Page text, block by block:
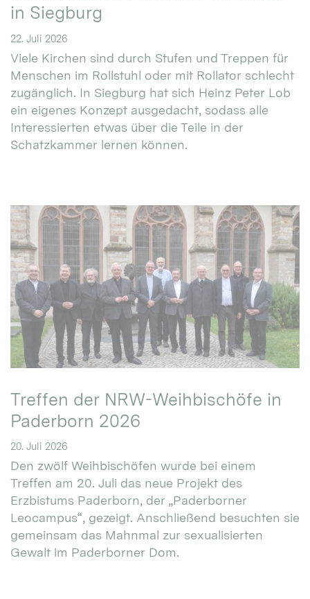
in Siegburg
22. Juli 2026
Viele Kirchen sind durch Stufen und Treppen für
Menschen im Rollstuhl oder mit Rollator schlecht
zugänglich. In Siegburg hat sich Heinz Peter Lob
ein eigenes Konzept ausgedacht, sodass alle
Interessierten etwas über die Teile in der
Schatzkammer lernen können.
Treffen der NRW-Weihbischöfe in
Paderborn 2026
20. Juli 2026
Den zwölf Weihbischöfen wurde bei einem
Treffen am 20. Juli das neue Projekt des
Erzbistums Paderborn, der „Paderborner
Leocampus“, gezeigt. Anschließend besuchten sie
gemeinsam das Mahnmal zur sexualisierten
Gewalt im Paderborner Dom.